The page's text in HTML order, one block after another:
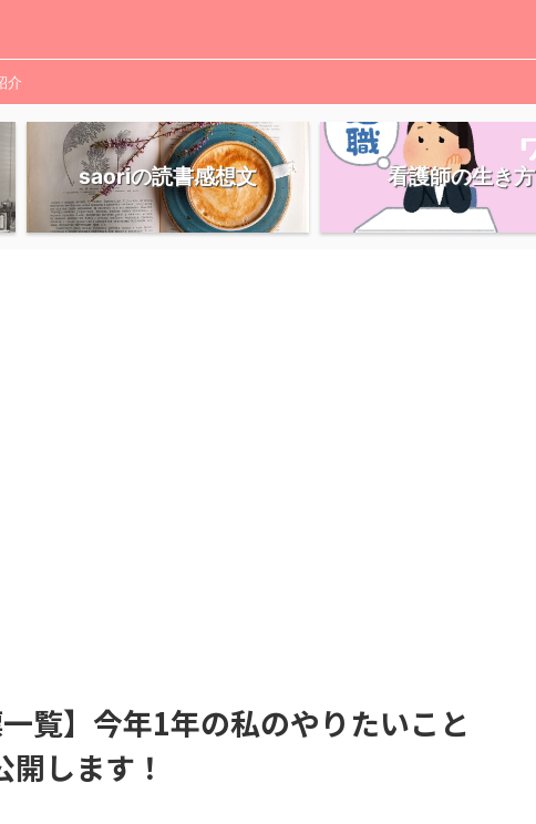
介
saoriの読書感想文 看護師の生き方
一覧】今年1年の私のやりたいこと
します！